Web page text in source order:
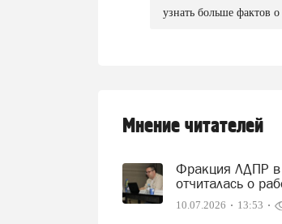
узнать больше фактов о
Мнение читателей
Фракция ЛДПР
отчиталась о
10.07.2026 13:53